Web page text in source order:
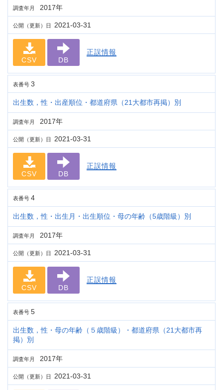
調査年月 2017年
公開（更新）日 2021-03-31
CSV DB
正誤情報
表番号 3
出生数，性・出産順位・都道府県（21大都市再掲）別
調査年月 2017年
公開（更新）日 2021-03-31
CSV DB
正誤情報
表番号 4
出生数，性・出生月・出生順位・母の年齢（5歳階級）別
調査年月 2017年
公開（更新）日 2021-03-31
CSV DB
正誤情報
表番号 5
出生数，性・母の年齢（５歳階級）・都道府県（21大都市再
掲）別
調査年月 2017年
公開（更新）日 2021-03-31